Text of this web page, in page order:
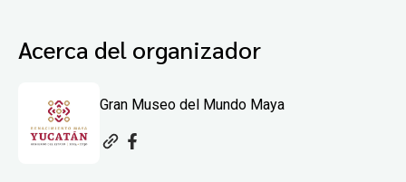
Acerca del organizador
Gran Museo del Mundo Maya